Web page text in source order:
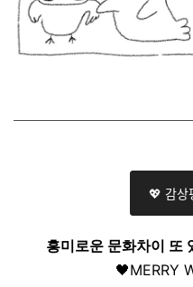
💖 감상
흥미로운 문화차이 또
🖤MERRY